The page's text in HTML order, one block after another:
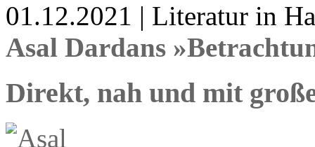
01.12.2021 | Literatur in
Asal Dardans
Direkt, nah und mit